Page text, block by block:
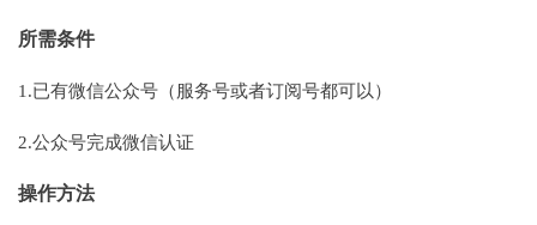
所需条件
1.已有微信公众号（服务号或者订阅号都可以）
2.公众号完成微信认证
操作方法